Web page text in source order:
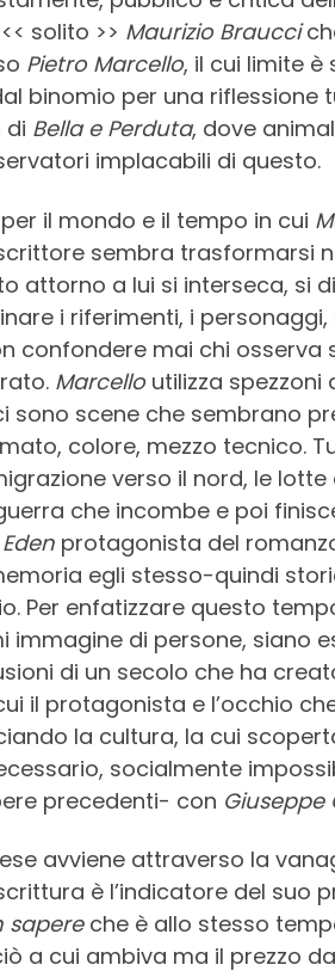
solito >> Maurizio Braucci
Pietro Marcello, il cui limite è
binomio per una riflessione
di Bella e Perduta, dove
implacabili di questo.
il mondo e il tempo in cui
sembra trasformarsi
attorno a lui si interseca, si
i riferimenti, i
confondere mai chi
Marcello utilizza
sono scene che sembrano
colore, mezzo tecnico.
verso il nord, le
che incombe e poi
protagonista del
egli stesso-quindi
Per enfatizzare questo
di persone, siano
di un secolo che ha
il protagonista e l’occhio
la cultura, la cui
socialmente
precedenti- con Giuseppe
avviene attraverso la
è l’indicatore del
sapereche è allo stesso
a cui ambiva ma il prezzo